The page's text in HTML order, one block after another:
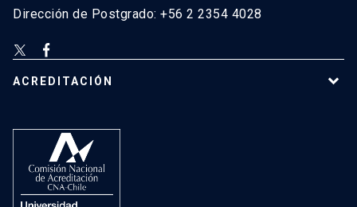
Dirección de Postgrado: +56 2 2354 4028
ACREDITACIÓN